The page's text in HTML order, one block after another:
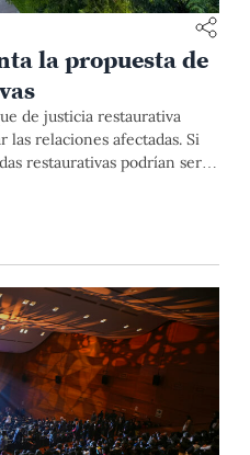
la propuesta de
de justicia restaurativa
relaciones afectadas. Si
restaurativas podrían ser
disciplinarias, este proceso